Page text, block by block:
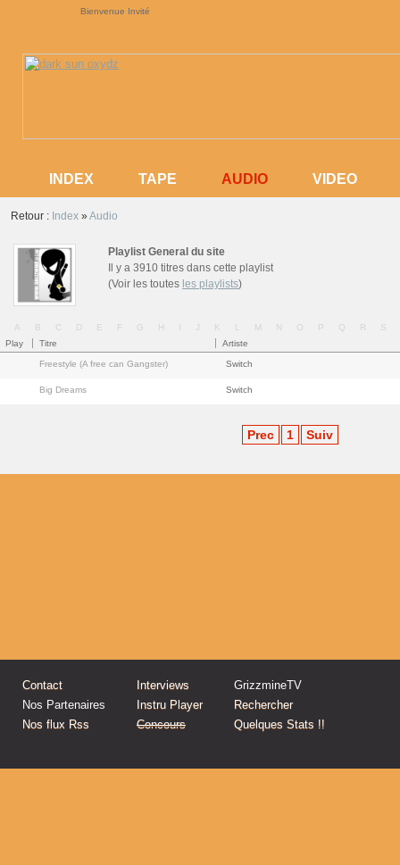
Bienvenue Invité
VIDEO
AUDIO
AUDIO
TAPE
INDEX
INDEX
Retour : Index » Audio
Playlist General du site
Il y a 3910 titres dans cette playlist
(Voir les toutes les playlists)
A B C D E F G H I J K M N O P Q R
S
Play
Titre Artiste
Freestyle (A free can Gangster) Switch
Big Dreams Switch
Prec 1 Suiv
Contact
Nos Partenaires
Nos flux Rss
Interviews
Instru Player
Concours
GrizzmineTV
Rechercher
Quelques Stats !!